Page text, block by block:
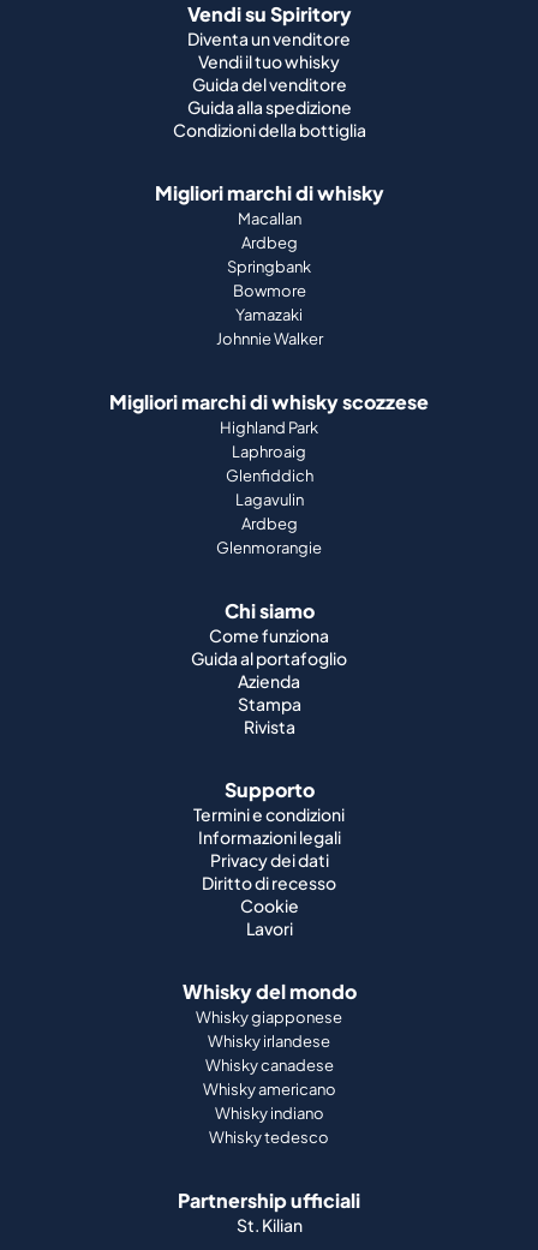
Vendi su Spiritory
Diventa un venditore
Vendi il tuo whisky
Guida del venditore
Guida alla spedizione
Condizioni della bottiglia
Migliori marchi di whisky
Macallan
Ardbeg
Springbank
Bowmore
Yamazaki
Johnnie Walker
Migliori marchi di whisky scozzese
Highland Park
Laphroaig
Glenfiddich
Lagavulin
Ardbeg
Glenmorangie
Chi siamo
Come funziona
Guida al portafoglio
Azienda
Stampa
Rivista
Supporto
Termini e condizioni
Informazioni legali
Privacy dei dati
Diritto di recesso
Cookie
Lavori
Whisky del mondo
Whisky giapponese
Whisky irlandese
Whisky canadese
Whisky americano
Whisky indiano
Whisky tedesco
Partnership ufficiali
St. Kilian